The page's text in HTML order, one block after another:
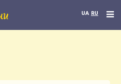
UA RU